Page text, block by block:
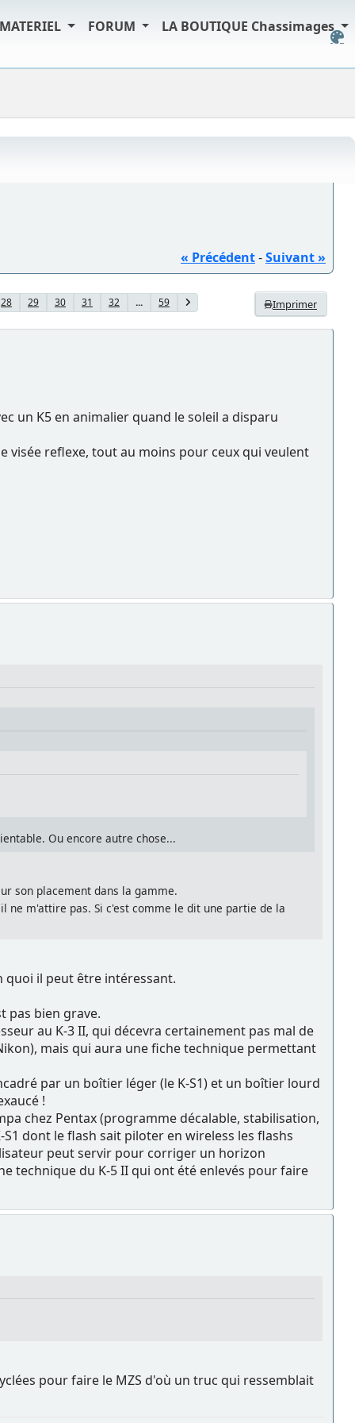
MATERIEL FORUM LA BOUTIQUE Chassimages
« Précédent-Suivant »
Imprimer
28 29 30 31 32 ... 59
un K5 en animalier quand le soleil a disparu
visée reflexe, tout au moins pour ceux qui veulent
Ou encore autre chose...
son placement dans la gamme.
ne m'attire pas. Si c'est comme le dit une partie de la
quoi il peut être intéressant.
pas bien grave.
au K-3 II, qui décevra certainement pas mal de
mais qui aura une fiche technique permettant
par un boîtier léger (le K-S1) et un boîtier lourd
!
chez Pentax (programme décalable, stabilisation,
dont le flash sait piloter en wireless les flashs
peut servir pour corriger un horizon
technique du K-5 II qui ont été enlevés pour faire
pour faire le MZS d'où un truc qui ressemblait